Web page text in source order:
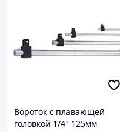
Вороток с плавающей
головкой 1/4" 125мм